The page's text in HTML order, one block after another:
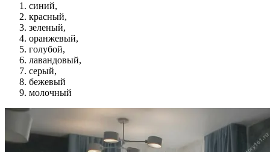
синий,
красный,
зеленый,
оранжевый,
голубой,
лавандовый,
серый,
бежевый
молочный